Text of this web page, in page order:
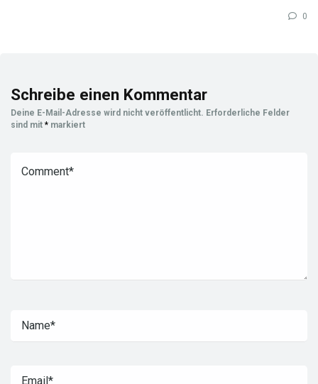
0
Schreibe einen Kommentar
Deine E-Mail-Adresse wird nicht veröffentlicht. Erforderliche Felder
sind mit * markiert